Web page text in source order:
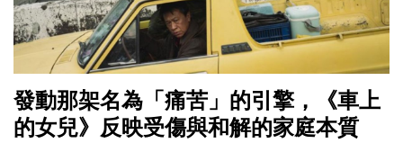
發動那架名為「痛苦」的引擎，《車上
的女兒》反映受傷與和解的家庭本質